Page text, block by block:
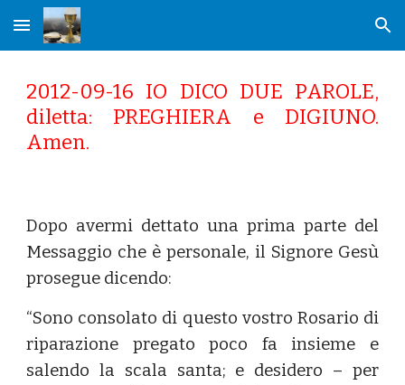
Skip to main content Skip to navigation
2012-09-16 IO DICO DUE PAROLE,
diletta: PREGHIERA e DIGIUNO.
Amen.
Dopo avermi dettato una prima parte del
Messaggio che è personale, il Signore Gesù
prosegue dicendo:
“Sono consolato di questo vostro Rosario di
riparazione pregato poco fa insieme e
salendo la scala santa; e desidero – per